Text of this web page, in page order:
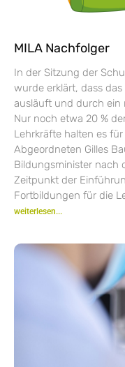
MILA Nachfolger
In der Sitzung der
wurde erklärt, dass
ausläuft und durch ein
Nur noch etwa 20 %
Lehrkräfte halten es
Abgeordneten Gilles
Bildungsminister nach
Zeitpunkt der
Fortbildungen für die
weiterlesen...